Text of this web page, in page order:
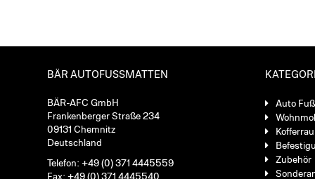
BÄR AUTOFUSSMATTEN
BÄR-AFC GmbH
Frankenberger Straße 234
09131 Chemnitz
Deutschland
Telefon: +49 (0) 371 4445559
Fax: +49 (0) 371 4445540
Auto
Zubehör